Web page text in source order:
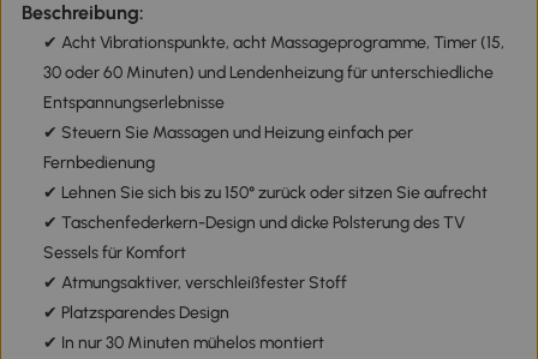
Beschreibung:
✔ Acht Vibrationspunkte, acht Massageprogramme, Timer (15,
30 oder 60 Minuten) und Lendenheizung für unterschiedliche
Entspannungserlebnisse
✔ Steuern Sie Massagen und Heizung einfach per
Fernbedienung
✔ Lehnen Sie sich bis zu 150° zurück oder sitzen Sie aufrecht
✔ Taschenfederkern-Design und dicke Polsterung des TV
Sessels für Komfort
✔ Atmungsaktiver, verschleißfester Stoff
✔ Platzsparendes Design
✔ In nur 30 Minuten mühelos montiert